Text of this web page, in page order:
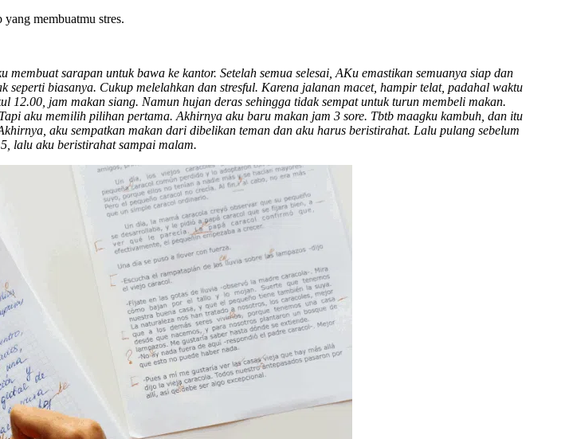
membuatmu stres.
sarapan untuk bawa ke kantor. Setelah semua selesai, AKu emastikan semuanya siap dan
seperti biasanya. Cukup melelahkan dan stresful. Karena jalanan macet, hampir telat, padahal waktu
12.00, jam makan siang. Namun hujan deras sehingga tidak sempat untuk turun membeli makan.
aku memilih pilihan pertama. Akhirnya aku baru makan jam 3 sore. Tbtb maagku kambuh, dan itu
aku sempatkan makan dari dibelikan teman dan aku harus beristirahat. Lalu pulang sebelum
lalu aku beristirahat sampai malam.